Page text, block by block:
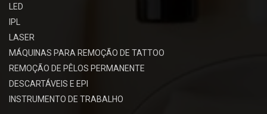
LED
IPL
LASER
MÁQUINAS PARA REMOÇÃO DE TATTOO
REMOÇÃO DE PÊLOS PERMANENTE
DESCARTÁVEIS E EPI
INSTRUMENTO DE TRABALHO